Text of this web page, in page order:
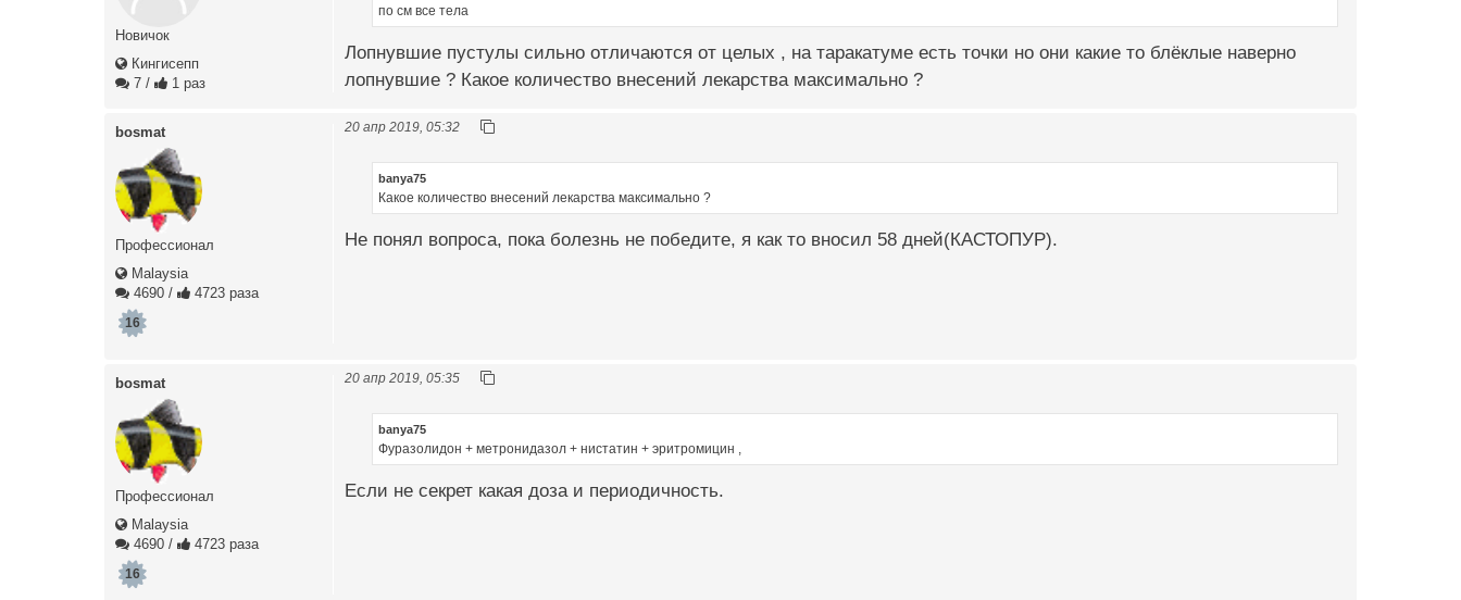
Новичок
Кингисепп
7 / 1 раз
по см все тела
Лопнувшие пустулы сильно отличаются от целых , на таракатуме есть точки но они какие то блёклые наверно
лопнувшие ? Какое количество внесений лекарства максимально ?
bosmat
Профессионал
Malaysia
4690 / 4723 раза
16
20 апр 2019, 05:32
banya75
Какое количество внесений лекарства максимально ?
Не понял вопроса, пока болезнь не победите, я как то вносил 58 дней(КАСТОПУР).
bosmat
Профессионал
Malaysia
4690 / 4723 раза
16
20 апр 2019, 05:35
banya75
Фуразолидон + метронидазол + нистатин + эритромицин ,
Если не секрет какая доза и периодичность.